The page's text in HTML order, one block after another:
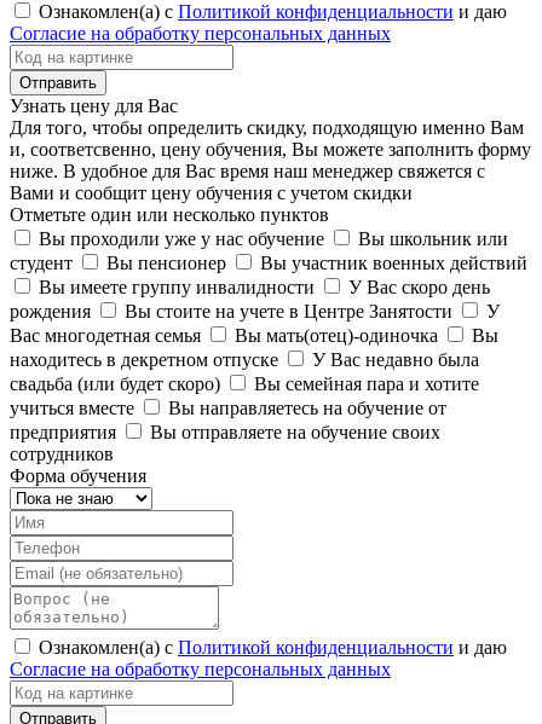
Ознакомлен(а) с Политикой конфиденциальности и даю
Согласие на обработку персональных данных
Узнать цену для Вас
Для того, чтобы определить скидку, подходящую именно Вам
и, соответсвенно, цену обучения, Вы можете заполнить форму
ниже. В удобное для Вас время наш менеджер свяжется с
Вами и сообщит цену обучения с учетом скидки
Отметьте один или несколько пунктов
Вы проходили уже у нас обучение
Вы школьник или
студент
Вы пенсионер
Вы участник военных действий
Вы имеете группу инвалидности
У Вас скоро день
рождения
Вы стоите на учете в Центре Занятости
У
Вас многодетная семья
Вы мать(отец)-одиночка
Вы
находитесь в декретном отпуске
У Вас недавно была
свадьба (или будет скоро)
Вы семейная пара и хотите
учиться вместе
Вы направляетесь на обучение от
предприятия
Вы отправляете на обучение своих
сотрудников
Форма обучения
Ознакомлен(а) с Политикой конфиденциальности и даю
Согласие на обработку персональных данных